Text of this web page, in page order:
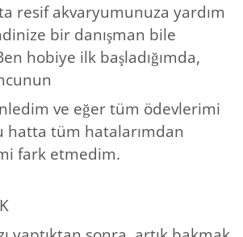
resif akvaryumunuza yardım
bir danışman bile
hobiye ilk başladığımda,
ve eğer tüm ödevlerimi
hatta tüm hatalarımdan
fark etmedim.